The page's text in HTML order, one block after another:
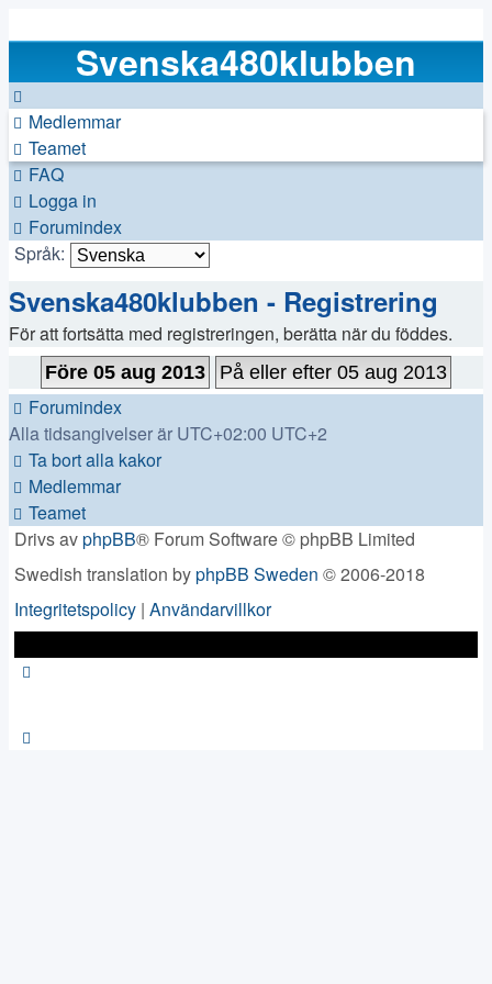
Svenska480klubben
Medlemmar
Teamet
FAQ
Logga in
Forumindex
Språk:
Svenska480klubben - Registrering
För att fortsätta med registreringen, berätta när du föddes.
Forumindex
Alla tidsangivelser är UTC+02:00 UTC+2
Ta bort alla kakor
Medlemmar
Teamet
Drivs avphpBB® Forum Software © phpBB Limited
Swedish translation byphpBB Sweden © 2006-2018
Integritetspolicy | Användarvillkor